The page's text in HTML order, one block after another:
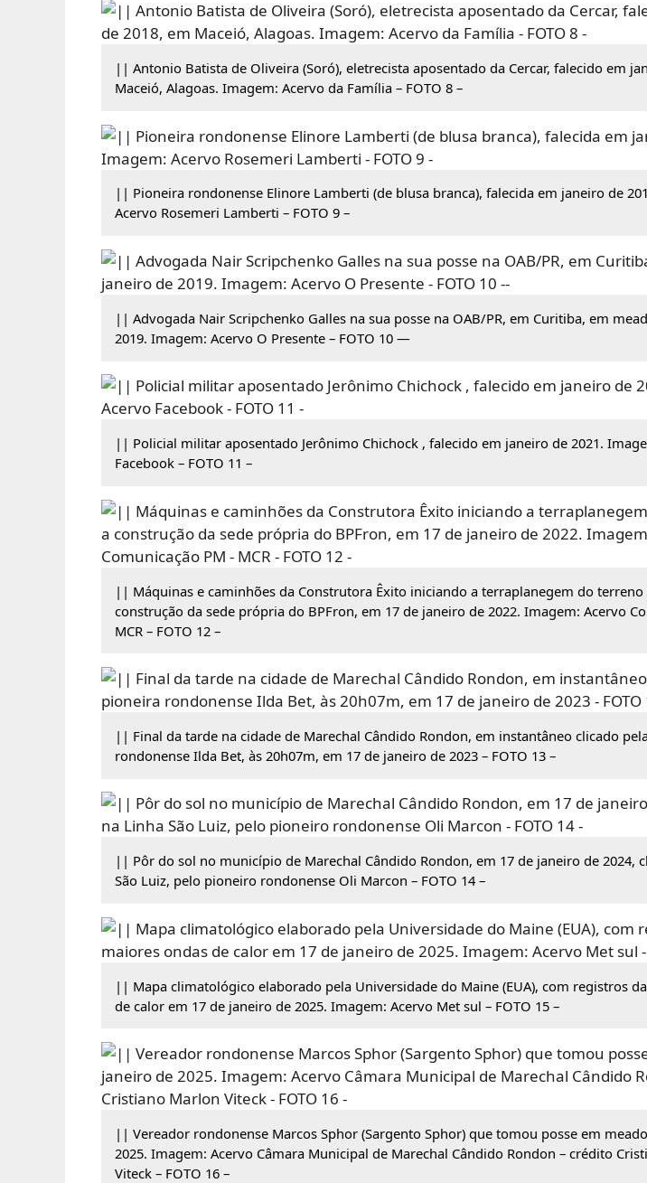
|| Antonio Batista de Oliveira (Soró), eletrecista aposentado da Cercar, falecido em
Maceió, Alagoas. Imagem: Acervo da Família – FOTO 8 –
|| Pioneira rondonense Elinore Lamberti (de blusa branca), falecida em janeiro de
Acervo Rosemeri Lamberti – FOTO 9 –
|| Advogada Nair Scripchenko Galles na sua posse na OAB/PR, em Curitiba, em
2019. Imagem: Acervo O Presente – FOTO 10 —
|| Policial militar aposentado Jerônimo Chichock , falecido em janeiro de 2021.
Facebook – FOTO 11 –
|| Máquinas e caminhões da Construtora Êxito iniciando a terraplanegem do terreno
construção da sede própria do BPFron, em 17 de janeiro de 2022. Imagem: Acervo
MCR – FOTO 12 –
|| Final da tarde na cidade de Marechal Cândido Rondon, em instantâneo clicado
rondonense Ilda Bet, às 20h07m, em 17 de janeiro de 2023 – FOTO 13 –
|| Pôr do sol no município de Marechal Cândido Rondon, em 17 de janeiro de 2024,
São Luiz, pelo pioneiro rondonense Oli Marcon – FOTO 14 –
|| Mapa climatológico elaborado pela Universidade do Maine (EUA), com registros
de calor em 17 de janeiro de 2025. Imagem: Acervo Met sul – FOTO 15 –
|| Vereador rondonense Marcos Sphor (Sargento Sphor) que tomou posse em
2025. Imagem: Acervo Câmara Municipal de Marechal Cândido Rondon – crédito
Viteck – FOTO 16 –